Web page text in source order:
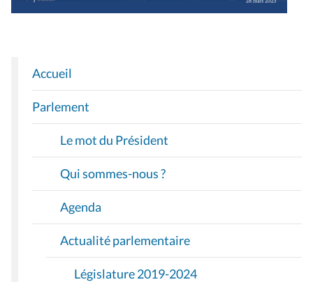
N
A
V
G
T
O
Accueil
Parlement
Le mot du Président
Qui sommes-nous ?
Agenda
Actualité parlementaire
Législature 2019-2024